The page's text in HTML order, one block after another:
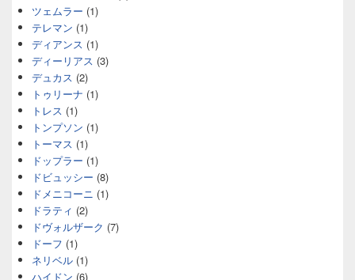
ツェムラー (1)
テレマン (1)
ディアンス (1)
ディーリアス (3)
デュカス (2)
トゥリーナ (1)
トレス (1)
トンプソン (1)
トーマス (1)
ドップラー (1)
ドビュッシー (8)
ドメニコーニ (1)
ドラティ (2)
ドヴォルザーク (7)
ドーフ (1)
ネリベル (1)
ハイドン (6)